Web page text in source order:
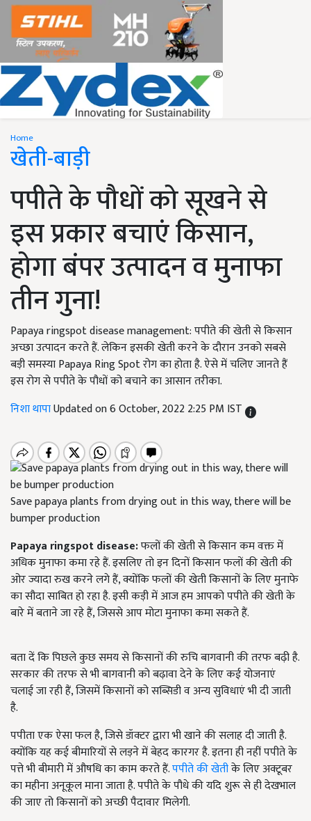
Home
खेती-बाड़ी
पपीते के पौधों को सूखने से
इस प्रकार बचाएं किसान,
होगा बंपर उत्पादन व मुनाफा
तीन गुना!
Papaya ringspot disease management: पपीते की खेती से किसान
अच्छा उत्पादन करते हैं. लेकिन इसकी खेती करने के दौरान उनको सबसे
बड़ी समस्या Papaya Ring Spot रोग का होता है. ऐसे में चलिए जानते हैं
इस रोग से पपीते के पौधों को बचाने का आसान तरीका.
निशा थापाUpdated on 6 October, 2022 2:25 PM IST
Save papaya plants from drying out in this way, there will be
bumper production
Papaya ringspot disease:फलों की खेती से किसान कम वक्त में
अधिक मुनाफा कमा रहे हैं. इसलिए तो इन दिनों किसान फलों की खेती की
ओर ज्यादा रुख करने लगे हैं, क्योंकि फलों की खेती किसानों के लिए मुनाफे
का सौदा साबित हो रहा है. इसी कड़ी में आज हम आपको पपीते की खेती के
बारे में बताने जा रहे हैं, जिससे आप मोटा मुनाफा कमा सकते हैं.
बता दें कि पिछले कुछ समय से किसानों की रुचि बागवानी की तरफ बढ़ी है.
सरकार की तरफ से भी बागवानी को बढ़ावा देने के लिए कई योजनाएं
चलाई जा रही हैं, जिसमें किसानों को सब्सिडी व अन्य सुविधाएं भी दी जाती
है.
पपीता एक ऐसा फल है, जिसे डॉक्टर द्वारा भी खाने की सलाह दी जाती है.
क्योंकि यह कई बीमारियों से लड़ने में बेहद कारगर है. इतना ही नहीं पपीते के
पत्ते भी बीमारी में औषधि का काम करते हैं.पपीते की खेतीके लिए अक्टूबर
का महीना अनूकूल माना जाता है. पपीते के पौधे की यदि शुरू से ही देखभाल
की जाए तो किसानों को अच्छी पैदावार मिलेगी.